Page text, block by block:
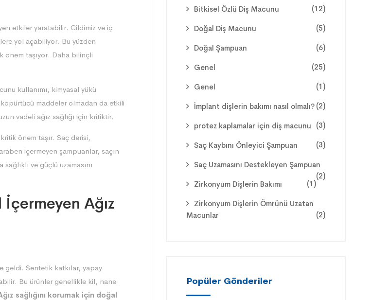
etkiler yaratabilir. Cildimiz ve iç
yol açabiliyor. Bu yüzden
önem taşıyor. Daha bilinçli
kullanımı, kimyasal yükü
köpürtücü maddeler olmadan da etkili
vadeli ağız sağlığı için kritiktir.
önem taşır. Saç derisi,
içermeyen şampuanlar, saçın
ve güçlü uzamasını
Ağız
geldi. Sentetik katkılar, yapay
Bu ürünler genellikle kil, nane
sağlığını korumak için doğal
Bitkisel Özlü Diş Macunu (12)
Doğal Diş Macunu (5)
Doğal Şampuan (6)
Genel (25)
Genel (1)
İmplant dişlerin bakımı nasıl olmalı? (2)
protez kaplamalar için diş macunu (3)
Saç Kaybını Önleyici Şampuan (3)
Saç Uzamasını Destekleyen Şampuan
(2)
Zirkonyum Dişlerin Bakımı
(1)
Zirkonyum Dişlerin Ömrünü Uzatan
Macunlar
(2)
Popüler Gönderiler